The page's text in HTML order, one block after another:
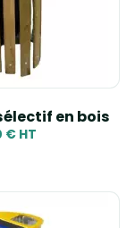
en bois
€ HT